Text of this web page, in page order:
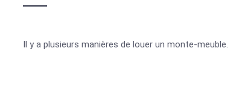
Il y a plusieurs manières de louer un monte-meuble.